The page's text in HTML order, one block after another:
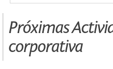
Próximas
corporativa